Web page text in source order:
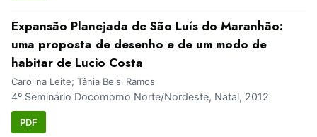
Expansão Planejada de São Luís do Maranhão:
uma proposta de desenho e de um modo de
habitar de Lucio Costa
Carolina Leite; Tânia Beisl Ramos
4º Seminário Docomomo Norte/Nordeste, Natal, 2012
PDF